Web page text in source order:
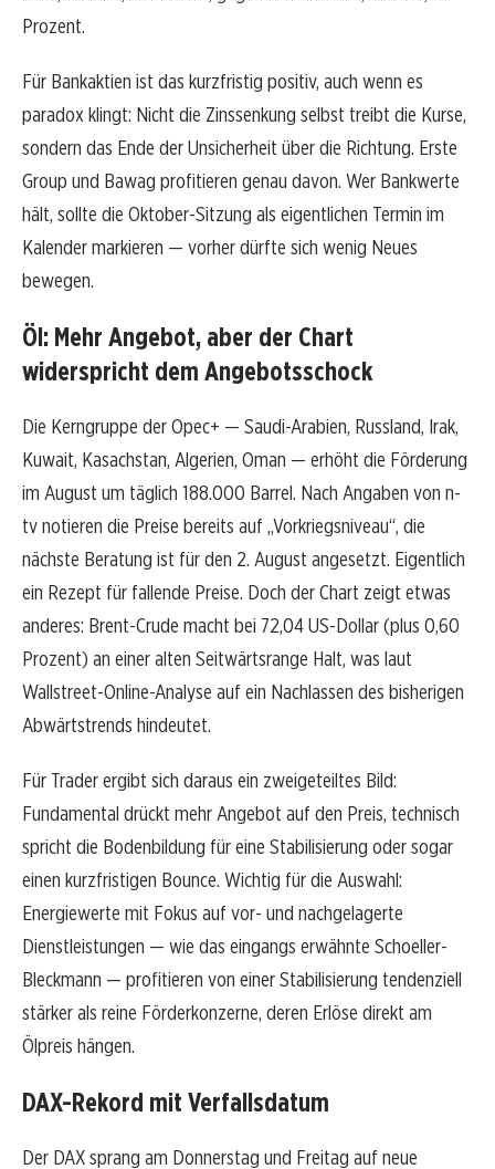
Prozent.
Für Bankaktien ist das kurzfristig positiv, auch wenn es
paradox klingt: Nicht die Zinssenkung selbst treibt die Kurse,
sondern das Ende der Unsicherheit über die Richtung. Erste
Group und Bawag profitieren genau davon. Wer Bankwerte
hält, sollte die Oktober-Sitzung als eigentlichen Termin im
Kalender markieren — vorher dürfte sich wenig Neues
bewegen.
Öl: Mehr Angebot, aber der Chart
widerspricht dem Angebotsschock
Die Kerngruppe der Opec+ — Saudi-Arabien, Russland, Irak,
Kuwait, Kasachstan, Algerien, Oman — erhöht die Förderung
im August um täglich 188.000 Barrel. Nach Angaben von n-
tv notieren die Preise bereits auf „Vorkriegsniveau“, die
nächste Beratung ist für den 2. August angesetzt. Eigentlich
ein Rezept für fallende Preise. Doch der Chart zeigt etwas
anderes: Brent-Crude macht bei 72,04 US-Dollar (plus 0,60
Prozent) an einer alten Seitwärtsrange Halt, was laut
Wallstreet-Online-Analyse auf ein Nachlassen des bisherigen
Abwärtstrends hindeutet.
Für Trader ergibt sich daraus ein zweigeteiltes Bild:
Fundamental drückt mehr Angebot auf den Preis, technisch
spricht die Bodenbildung für eine Stabilisierung oder sogar
einen kurzfristigen Bounce. Wichtig für die Auswahl:
Energiewerte mit Fokus auf vor- und nachgelagerte
Dienstleistungen — wie das eingangs erwähnte Schoeller-
Bleckmann — profitieren von einer Stabilisierung tendenziell
stärker als reine Förderkonzerne, deren Erlöse direkt am
Ölpreis hängen.
DAX-Rekord mit Verfallsdatum
Der DAX sprang am Donnerstag und Freitag auf neue